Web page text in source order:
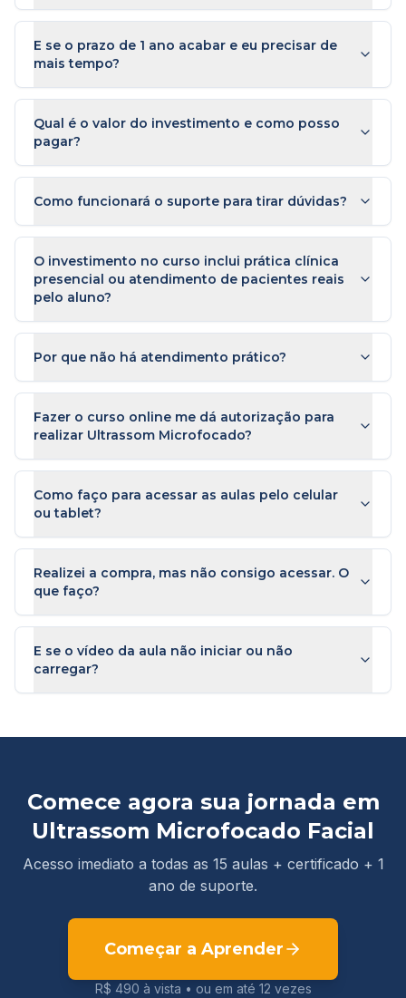
E se o prazo de 1 ano acabar e eu precisar de
mais tempo?
Qual é o valor do investimento e como posso
pagar?
Como funcionará o suporte para tirar dúvidas?
O investimento no curso inclui prática clínica
presencial ou atendimento de pacientes reais
pelo aluno?
Por que não há atendimento prático?
Fazer o curso online me dá autorização para
realizar Ultrassom Microfocado?
Como faço para acessar as aulas pelo celular
ou tablet?
Realizei a compra, mas não consigo acessar. O
que faço?
E se o vídeo da aula não iniciar ou não
carregar?
Comece agora sua jornada em
Ultrassom Microfocado Facial
Acesso imediato a todas as 15 aulas + certificado + 1
ano de suporte.
Começar a Aprender
R$ 490 à vista • ou em até 12 vezes